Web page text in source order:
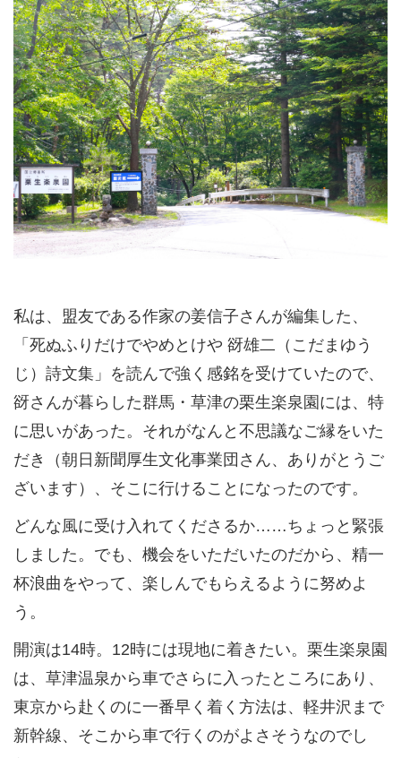
私は、盟友である作家の姜信子さんが編集した、
「死ぬふりだけでやめとけや 谺雄二（こだまゆう
じ）詩文集」を読んで強く感銘を受けていたので、
谺さんが暮らした群馬・草津の栗生楽泉園には、特
に思いがあった。それがなんと不思議なご縁をいた
だき（朝日新聞厚生文化事業団さん、ありがとうご
ざいます）、そこに行けることになったのです。
どんな風に受け入れてくださるか……ちょっと緊張
しました。でも、機会をいただいたのだから、精一
杯浪曲をやって、楽しんでもらえるように努めよ
う。
開演は14時。12時には現地に着きたい。栗生楽泉園
は、草津温泉から車でさらに入ったところにあり、
東京から赴くのに一番早く着く方法は、軽井沢まで
新幹線、そこから車で行くのがよさそうなのでし